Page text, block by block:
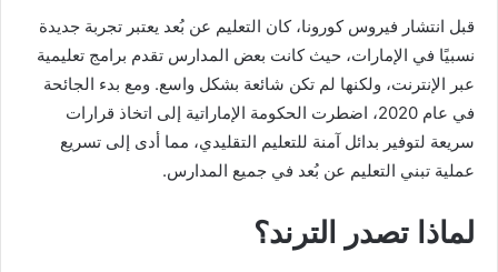
قبل انتشار فيروس كورونا، كان التعليم عن بُعد يعتبر تجربة جديدة
نسبيًا في الإمارات، حيث كانت بعض المدارس تقدم برامج تعليمية
عبر الإنترنت، ولكنها لم تكن شائعة بشكل واسع. ومع بدء الجائحة
في عام 2020، اضطرت الحكومة الإماراتية إلى اتخاذ قرارات
سريعة لتوفير بدائل آمنة للتعليم التقليدي، مما أدى إلى تسريع
عملية تبني التعليم عن بُعد في جميع المدارس.
لماذا تصدر الترند؟